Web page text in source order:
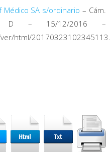
Médico SA s/ordinario – Cám.
D – 15/12/2016 –
html/